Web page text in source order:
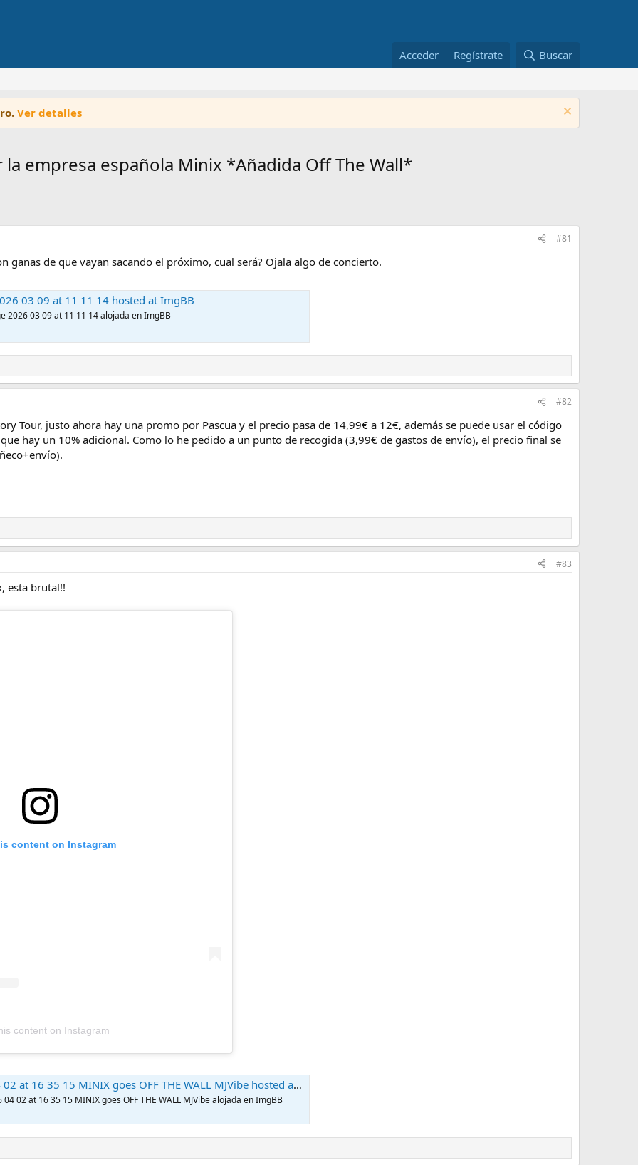
Acceder Regístrate Buscar
Ver detalles
empresa española Minix *Añadida Off The Wall*
#81
ganas de que vayan sacando el próximo, cual será? Ojala algo de concierto.
03 09 at 11 11 14 hosted at ImgBB
2026 03 09 at 11 11 14 alojada en ImgBB
#82
Tour, justo ahora hay una promo por Pascua y el precio pasa de 14,99€ a 12€, además se puede usar el código
hay un 10% adicional. Como lo he pedido a un punto de recogida (3,99€ de gastos de envío), el precio final se
#83
esta brutal!!
content on Instagram
content on Instagram
at 16 35 15 MINIX goes OFF THE WALL MJVibe hosted at ImgBB
02 at 16 35 15 MINIX goes OFF THE WALL MJVibe alojada en ImgBB